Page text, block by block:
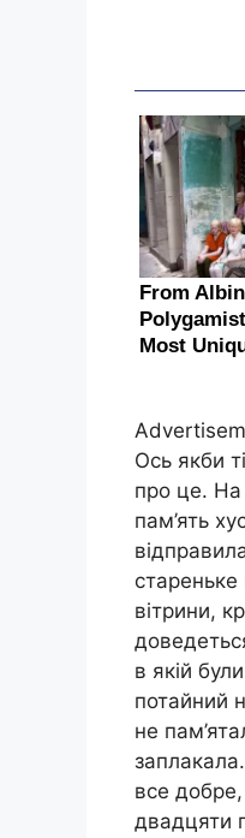
Ось якби
про це. На
пам’ять
стареньке
вітрини,
в якій
потайний
не
все
двадцяти